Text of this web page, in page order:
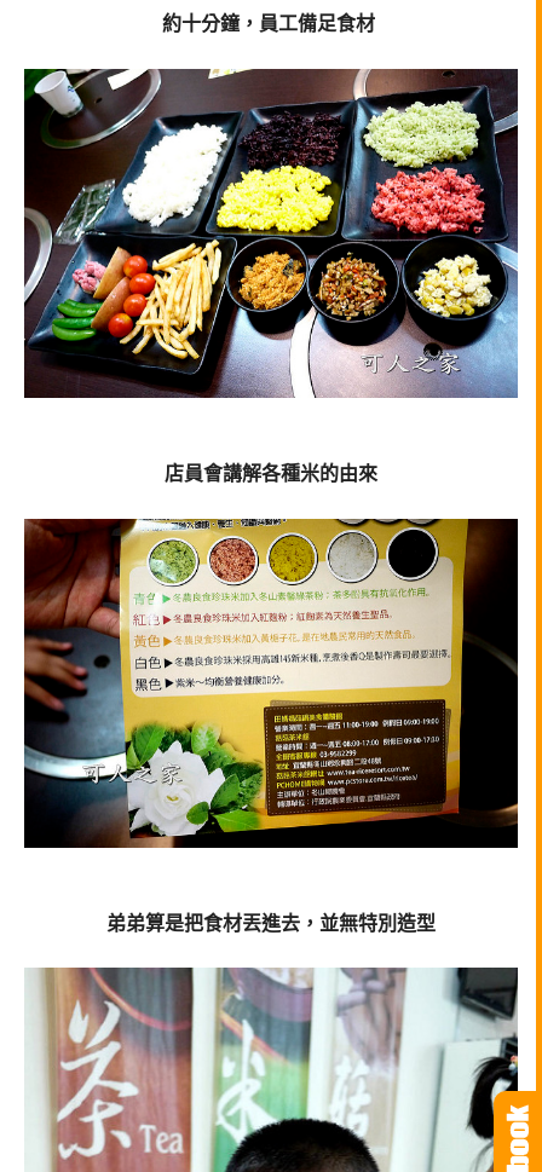
約十分鐘，員工備足食材
店員會講解各種米的由來
弟弟算是把食材丟進去，並無特別造型